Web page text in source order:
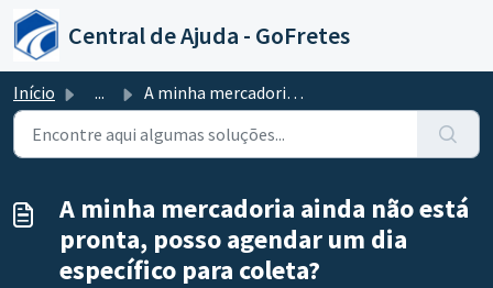
Ir para o conteúdo principal
Central de Ajuda - GoFretes
Início ... A minha mercadoria ainda não está pronta, posso agendar u...
A minha mercadoria ainda não está
pronta, posso agendar um dia
específico para coleta?